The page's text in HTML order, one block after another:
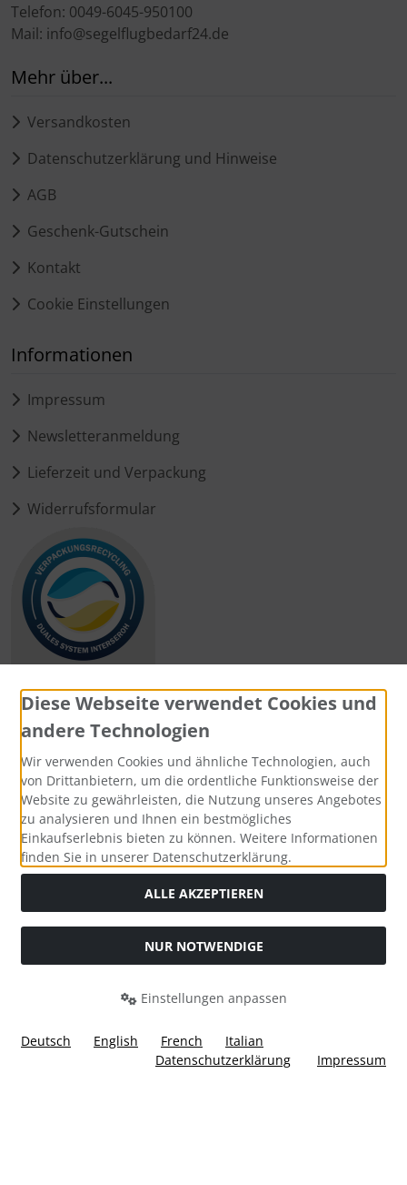
Telefon: 0049-6045-950100
Mail: info@segelflugbedarf24.de
Mehr über...
Versandkosten
Datenschutzerklärung und Hinweise
AGB
Geschenk-Gutschein
Kontakt
Cookie Einstellungen
Informationen
Impressum
Newsletteranmeldung
Lieferzeit und Verpackung
Widerrufsformular
Zahlungsmethoden
Social Media
Widerrufsformular
Diese Webseite verwendet Cookies und
andere Technologien
Wir verwenden Cookies und ähnliche Technologien, auch
von Drittanbietern, um die ordentliche Funktionsweise der
Website zu gewährleisten, die Nutzung unseres Angebotes
zu analysieren und Ihnen ein bestmögliches
Einkaufserlebnis bieten zu können. Weitere Informationen
finden Sie in unserer Datenschutzerklärung.
ALLE AKZEPTIEREN
NUR NOTWENDIGE
Einstellungen anpassen
Deutsch English French
Italian
Datenschutzerklärung
Impressum